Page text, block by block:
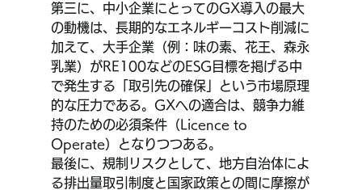
第三に、中小企業にとってのGX導入の最大
の動機は、長期的なエネルギーコスト削減に
加えて、大手企業（例：味の素、花王、森永
乳業）がRE100などのESG目標を掲げる中
で発生する「取引先の確保」という市場原理
的な圧力である。GXへの適合は、競争力維
持のための必須条件（Licence to
Operate）となりつつある。
最後に、規制リスクとして、地方自治体によ
る排出量取引制度と国家政策との間に摩擦が